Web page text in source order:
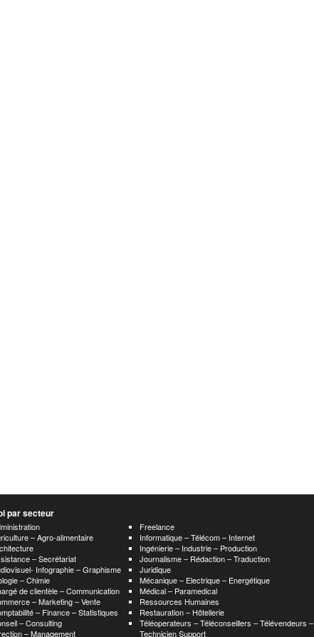
par secteur
– Agro-alimentaire
– Secrétariat
Infographie – Graphisme
– Chimie
de clientèle – Communication
– Marketing – Vente
– Finance – Statistiques
– Consulting
– Management
Freelance
Informatique – Télécom – Internet
Ingénierie – Industrie – Production
Journalisme – Rédaction – Traduction
Juridique
Mécanique – Electrique – Energétique
Médical – Paramedical
Ressources Humaines
Restauration – Hôtellerie
Téléoperateurs – Téléconseillers – Télévendeurs –
Technicien Support